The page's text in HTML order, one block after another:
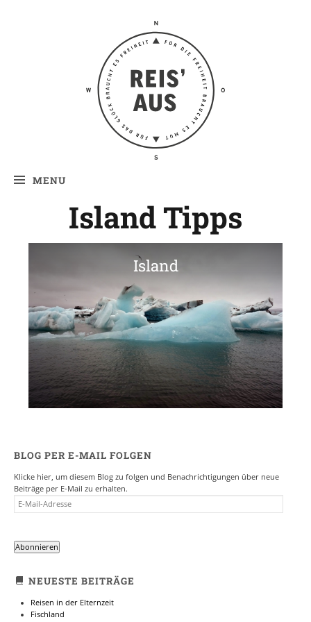
Reis' aus –
Reiseblog
MENU
Island Tipps
Island
BLOG PER E-MAIL FOLGEN
Klicke hier, um diesem Blog zu folgen und Benachrichtigungen über neue
Beiträge per E-Mail zu erhalten.
E-
MAIL-
Abonnieren
NEUESTE BEITRÄGE
Reisen in der Elternzeit
Fischland